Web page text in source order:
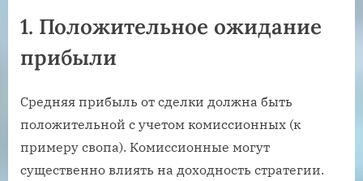
1. Положительное ожидание
прибыли
Средняя прибыль от сделки должна быть
положительной с учетом комиссионных (к
примеру свопа). Комиссионные могут
существенно влиять на доходность стратегии.